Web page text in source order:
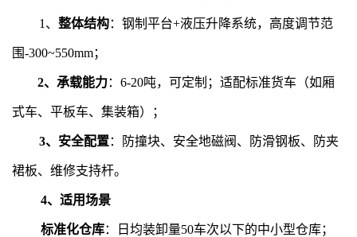
1、 整体结构：钢制平台+液压升降系统，高度调节范
围-300~550mm；
2、承载能力：6-20吨，可定制；适配标准货车（如厢
式车、平板车、集装箱）；
3、安全配置：防撞块、安全地磁阀、防滑钢板、防夹
裙板、维修支持杆。
4、适用场景
标准化仓库：日均装卸量50车次以下的中小型仓库；